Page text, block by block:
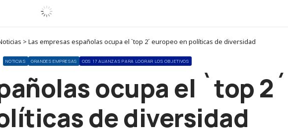
> Las empresas españolas ocupa el `top 2´ europeo en políticas de diversidad
NOTICIAS GRANDES EMPRESAS ODS 17 ALIANZAS PARA LOGRAR LOS OBJETIVOS
ocupa el `top
de diversidad